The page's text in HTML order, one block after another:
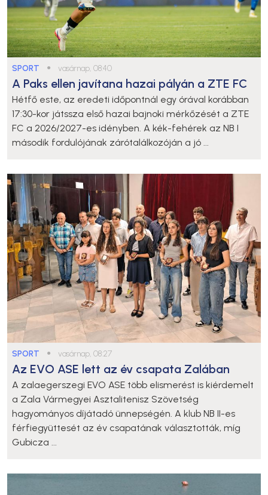
SPORT ● vasárnap, 08:40
A Paks ellen javítana hazai pályán a ZTE FC
Hétfő este, az eredeti időpontnál egy órával korábban
17:30-kor játssza első hazai bajnoki mérkőzését a ZTE
FC a 2026/2027-es idényben. A kék-fehérek az NB I
második fordulójának zárótalálkozóján a jó ...
SPORT ● vasárnap, 08:27
Az EVO ASE lett az év csapata Zalában
A zalaegerszegi EVO ASE több elismerést is kiérdemelt
a Zala Vármegyei Asztalitenisz Szövetség
hagyományos díjátadó ünnepségén. A klub NB II-es
férfiegyüttesét az év csapatának választották, míg
Gubicza ...